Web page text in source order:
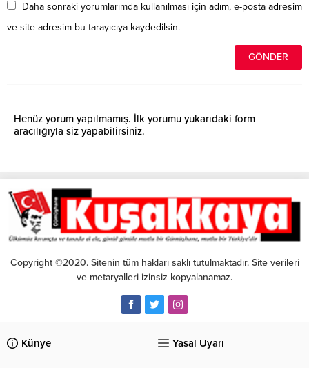
Daha sonraki yorumlarımda kullanılması için adım, e-posta adresim
ve site adresim bu tarayıcıya kaydedilsin.
Henüz yorum yapılmamış. İlk yorumu yukarıdaki form
aracılığıyla siz yapabilirsiniz.
Copyright ©2020. Sitenin tüm hakları saklı tutulmaktadır. Site verileri
ve metaryalleri izinsiz kopyalanamaz.
Künye Yasal Uyarı